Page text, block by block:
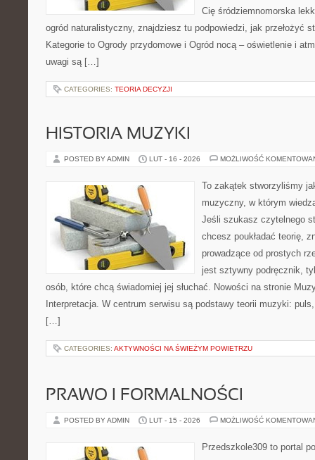
Cię śródziemnomorska
ogród naturalistyczny, znajdziesz tu podpowiedzi, jak przełożyć
Kategorie to Ogrody przydomowe i Ogród nocą – oświetlenie i
uwagi są […]
CATEGORIES: TEORIA DECYZJI
HISTORIA MUZYKI
POSTED BY ADMIN LUT - 16 - 2026 MOŻLIWOŚĆ
To zakątek stworzyliśmy
muzyczny, w którym
Jeśli szukasz czytelnego
chcesz poukładać teorię,
prowadzące od prostych
jest sztywny podręcznik,
osób, które chcą świadomiej jej słuchać. Nowości na stronie
Interpretacja. W centrum serwisu są podstawy teorii muzyki:
[…]
CATEGORIES: AKTYWNOŚCI NA ŚWIEŻYM POWIETRZU
PRAWO I FORMALNOŚCI
POSTED BY ADMIN LUT - 15 - 2026 MOŻLIWOŚĆ
Przedszkole309 to portal